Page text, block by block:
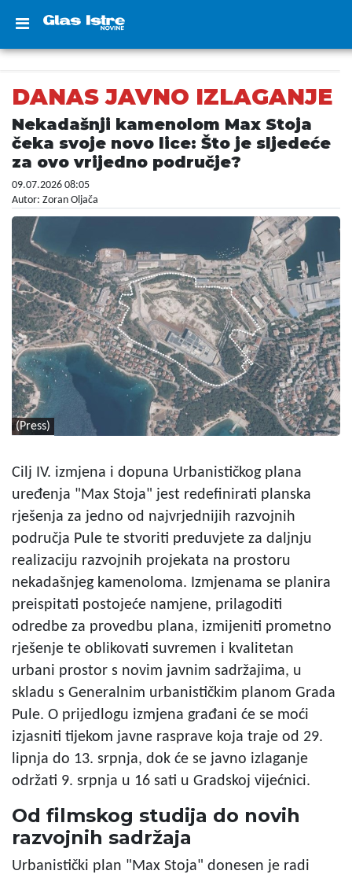
DANAS JAVNO IZLAGANJE
Nekadašnji kamenolom Max Stoja
čeka svoje novo lice: Što je sljedeće
za ovo vrijedno područje?
09.07.2026 08:05
Autor: Zoran Oljača
(Press)
Cilj IV. izmjena i dopuna Urbanističkog plana
uređenja "Max Stoja" jest redefinirati planska
rješenja za jedno od najvrjednijih razvojnih
područja Pule te stvoriti preduvjete za daljnju
realizaciju razvojnih projekata na prostoru
nekadašnjeg kamenoloma. Izmjenama se planira
preispitati postojeće namjene, prilagoditi
odredbe za provedbu plana, izmijeniti prometno
rješenje te oblikovati suvremen i kvalitetan
urbani prostor s novim javnim sadržajima, u
skladu s Generalnim urbanističkim planom Grada
Pule. O prijedlogu izmjena građani će se moći
izjasniti tijekom javne rasprave koja traje od 29.
lipnja do 13. srpnja, dok će se javno izlaganje
održati 9. srpnja u 16 sati u Gradskoj vijećnici.
Od filmskog studija do novih
razvojnih sadržaja
Urbanistički plan "Max Stoja" donesen je radi